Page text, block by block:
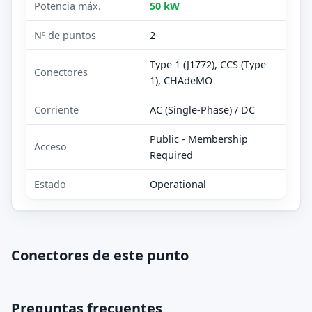
Potencia máx. 50 kW
Nº de puntos 2
Conectores
Type 1 (J1772), CCS (Type
1), CHAdeMO
Corriente AC (Single-Phase) / DC
Acceso
Public - Membership
Required
Estado Operational
Conectores de este punto
Preguntas frecuentes